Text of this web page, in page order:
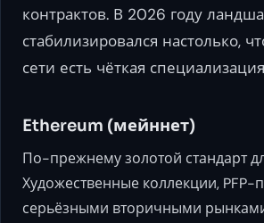
контрактов. В 2026 году
стабилизировался настолько,
сети есть чёткая
Ethereum (мейннет)
По-прежнему золотой стандарт
Художественные коллекции, PFP-
серьёзными вторичными